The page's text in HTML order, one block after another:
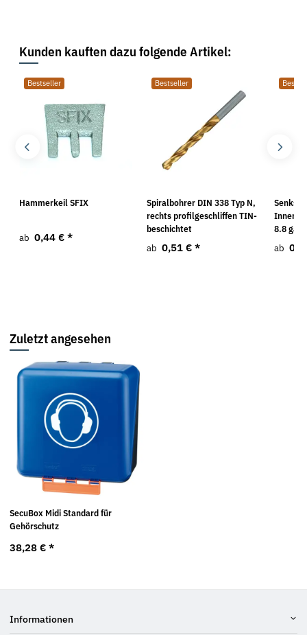
Kunden kauften dazu folgende Artikel:
Bestseller
Hammerkeil SFIX
ab 0,44 € *
Bestseller
Spiralbohrer DIN 338 Typ N,
rechts profilgeschliffen TIN-
beschichtet
ab 0,51 € *
8.8
ab
Zuletzt angesehen
SecuBox Midi Standard für
Gehörschutz
38,28 € *
Informationen